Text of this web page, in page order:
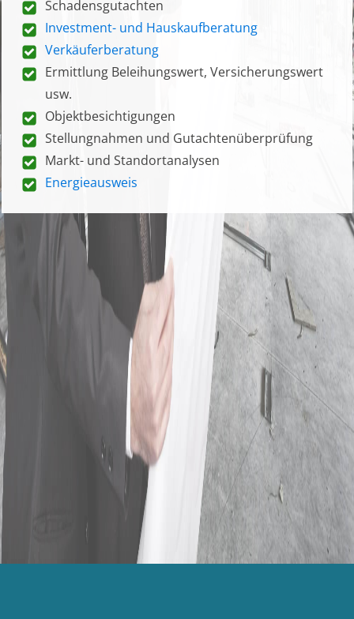
Schadensgutachten
Investment- und Hauskaufberatung
Verkäuferberatung
Ermittlung Beleihungswert, Versicherungswert
usw.
Objektbesichtigungen
Stellungnahmen und Gutachtenüberprüfung
Markt- und Standortanalysen
Energieausweis